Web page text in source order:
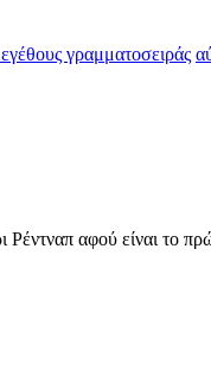
γραμματοσειράς
Ρέντναπ αφού είναι το